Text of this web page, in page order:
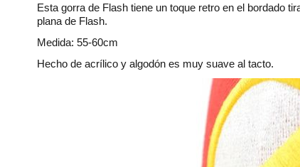
Esta gorra de Flash tiene un toque retro en el bordado
plana de Flash.
Medida: 55-60cm
Hecho de acrílico y algodón es muy suave al tacto.